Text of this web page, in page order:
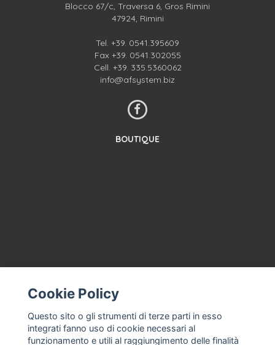
Blocco 67/c, Traversa 6, Gros Rimini
47924, Rimini
Tel. +39. 0541.395609
Fax +39. 0541.302055
Cell. +39. 335.5360062
info@afsystem.biz
BOUTIQUE
CONTACTEZ-NOUS
CONDITIONS GÉNÉRALES DE VENTE
ASSISTANCE À LA MACHINE À CRÈME GLACÉE, MAGASIN DE
CRÈME GLACÉE PROFESSIONNEL
Cookie Policy
Questo sito o gli strumenti di terze parti in esso
integrati fanno uso di cookie necessari al
funzionamento e utili al raggiungimento delle finalità